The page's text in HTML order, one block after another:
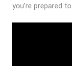
you’re prepared